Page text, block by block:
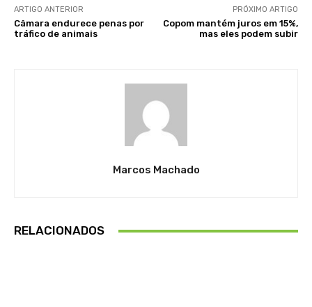
ARTIGO ANTERIOR
Câmara endurece penas por
tráfico de animais
PRÓXIMO ARTIGO
Copom mantém juros em 15%,
mas eles podem subir
Marcos Machado
RELACIONADOS